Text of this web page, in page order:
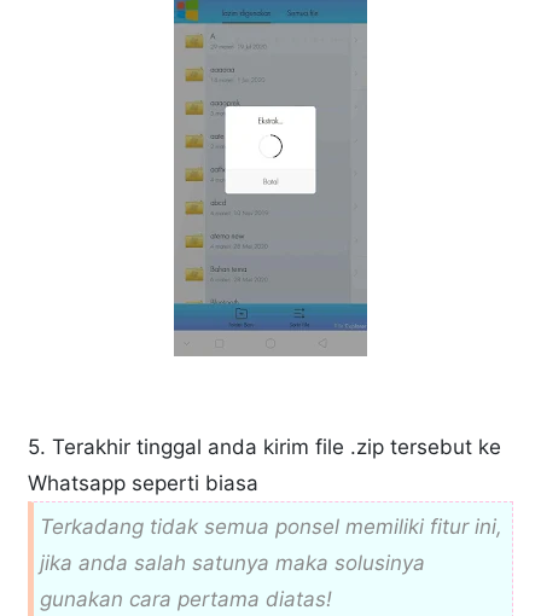
5. Terakhir tinggal anda kirim file .zip tersebut ke
Whatsapp seperti biasa
Terkadang tidak semua ponsel memiliki fitur ini,
jika anda salah satunya maka solusinya
gunakan cara pertama diatas!